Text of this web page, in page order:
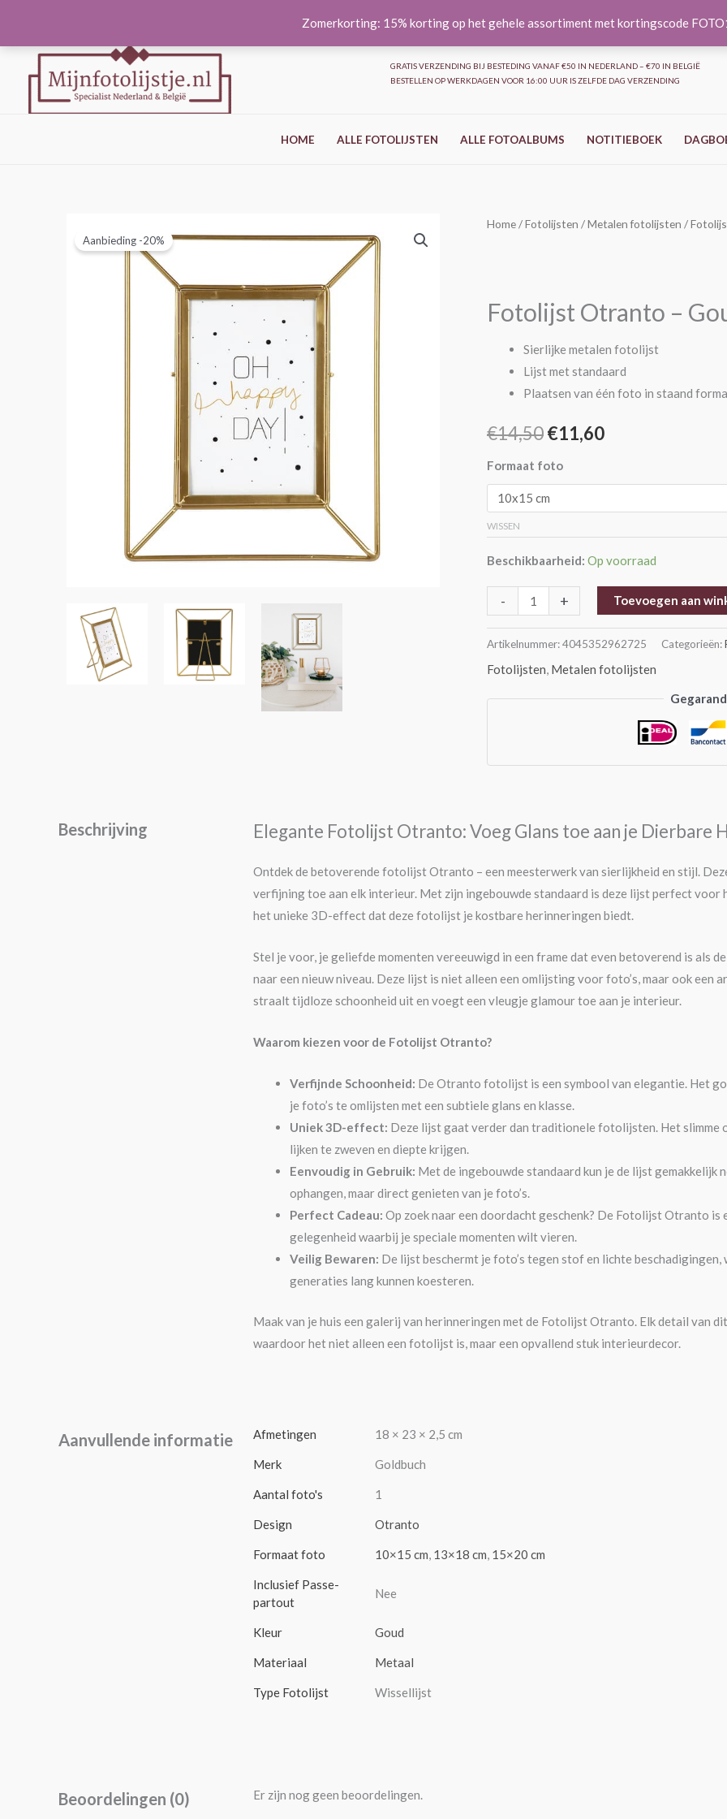
Zomerkorting: 15% korting op het gehele assortiment met kortingscode
inhoud
GRATIS VERZENDING BIJ BESTEDING VANAF €50 IN NEDERLAND – €70 IN BELGIË
BESTELLEN OP WERKDAGEN VOOR 16:00 UUR IS ZELFDE DAG VERZENDING
HOME ALLE FOTOLIJSTEN ALLE FOTOALBUMS NOTITIEBOEK
Aanbieding -20%
Home/Fotolijsten /Metalen fotolijsten /
Fotolijst Otranto –
Sierlijke metalen fotolijst
Lijst met standaard
Plaatsen van één foto in staand
€14,50
Oorspronkelijke
€14,50.
€11,60
Huidige
Formaat foto
WISSEN
Beschikbaarheid: Op voorraad
-
Fotolijst
aantal
+ Toevoegen aan
Artikelnummer:4045352962725 Categorieën:
Fotolijsten, Metalen fotolijsten
Beschrijving Elegante Fotolijst Otranto: Voeg Glans toe aan je Dierbare
Ontdek de betoverende fotolijst Otranto – een meesterwerk van sierlijkheid en stijl.
verfijning toe aan elk interieur. Met zijn ingebouwde standaard is deze lijst perfect
het unieke 3D-effect dat deze fotolijst je kostbare herinneringen biedt.
Stel je voor, je geliefde momenten vereeuwigd in een frame dat even betoverend is
naar een nieuw niveau. Deze lijst is niet alleen een omlijsting voor foto’s, maar ook
straalt tijdloze schoonheid uit en voegt een vleugje glamour toe aan je interieur.
Waarom kiezen voor de Fotolijst Otranto?
Verfijnde Schoonheid: De Otranto fotolijst is een symbool van elegantie. Het
je foto’s te omlijsten met een subtiele glans en klasse.
Uniek 3D-effect: Deze lijst gaat verder dan traditionele fotolijsten. Het
lijken te zweven en diepte krijgen.
Eenvoudig in Gebruik: Met de ingebouwde standaard kun je de lijst gemakkelijk
ophangen, maar direct genieten van je foto’s.
Perfect Cadeau: Op zoek naar een doordacht geschenk? De Fotolijst Otranto
gelegenheid waarbij je speciale momenten wilt vieren.
Veilig Bewaren: De lijst beschermt je foto’s tegen stof en lichte
generaties lang kunnen koesteren.
Maak van je huis een galerij van herinneringen met de Fotolijst Otranto. Elk detail van
waardoor het niet alleen een fotolijst is, maar een opvallend stuk interieurdecor.
Aanvullende informatie Afmetingen 18 × 23 × 2,5 cm
Merk Goldbuch
Aantal foto's 1
Design Otranto
Formaat foto 10×15 cm 13×18 cm 15×20 cm
Inclusief Passe-
partout
Nee
Kleur Goud
Materiaal Metaal
Type Fotolijst Wissellijst
Beoordelingen (0) Er zijn nog geen beoordelingen.